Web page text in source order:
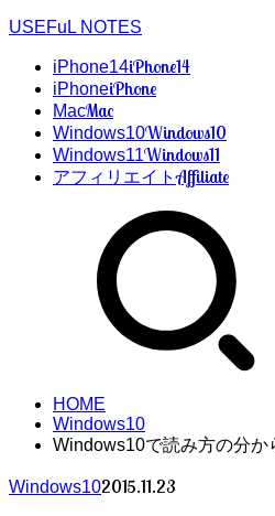
USEFuL NOTES
iPhone14iPhone14
iPhoneiPhone
MacMac
Windows10Windows10
Windows11Windows11
アフィリエイトAffiliate
HOME
Windows10
Windows10で読み方の分
Windows102015.11.23